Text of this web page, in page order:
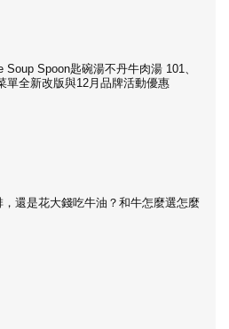
Spoon匙碗湯不丹牛肉湯 101、
單全新改版與12月品牌活動優惠
，還是花大錢吃牛油？和牛怎麼選怎麼